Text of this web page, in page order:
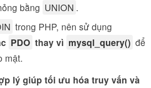
bằng UNION .
trong PHP, nên sử dụng
PDO thay vì mysql_query() để
mật.
lý giúp tối ưu hóa truy vấn và